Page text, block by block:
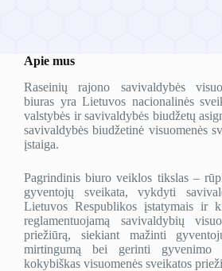
Apie mus
Raseinių rajono savivaldybės
biuras yra Lietuvos nacionalinės
valstybės ir savivaldybės biudžetų
savivaldybės biudžetinė visuomenės
įstaiga.
Pagrindinis biuro veiklos tikslas –
gyventojų sveikata, vykdyti
Lietuvos Respublikos įstatymais ir
reglamentuojamą savivaldybių
priežiūrą, siekiant mažinti
mirtingumą bei gerinti gyvenimo
kokybiškas visuomenės sveikatos